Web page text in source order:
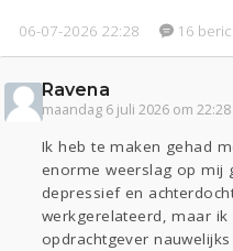
Relaties Werk & Studie
Seks
Gezondheid
Actueel Oekraïne
Digi
Zwanger Psyche
06-07-2026 22:28 16
Ravena
maandag 6 juli 2026 om 22:28
Ik heb te maken gehad
enorme weerslag op mij
depressief en
werkgerelateerd, maar ik
opdrachtgever